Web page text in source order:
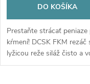
DO KOŠÍKA
Prestaňte strácať peniaze
kŕmení! DCSK FKM rezáč
lyžicou reže siláž čisto a
plnému dnu nevytratíte